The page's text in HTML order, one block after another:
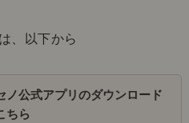
、以下から
ノ公式アプリのダウンロード
ちら